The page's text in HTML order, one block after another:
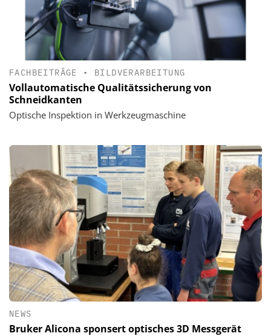
FACHBEITRÄGE • BILDVERARBEITUNG
Vollautomatische Qualitätssicherung von
Schneidkanten
Optische Inspektion in Werkzeugmaschine
NEWS
Bruker Alicona sponsert optisches 3D Messgerät